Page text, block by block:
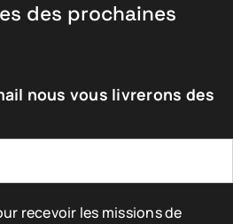
des prochaines
nous vous livrerons des
recevoir les missions de